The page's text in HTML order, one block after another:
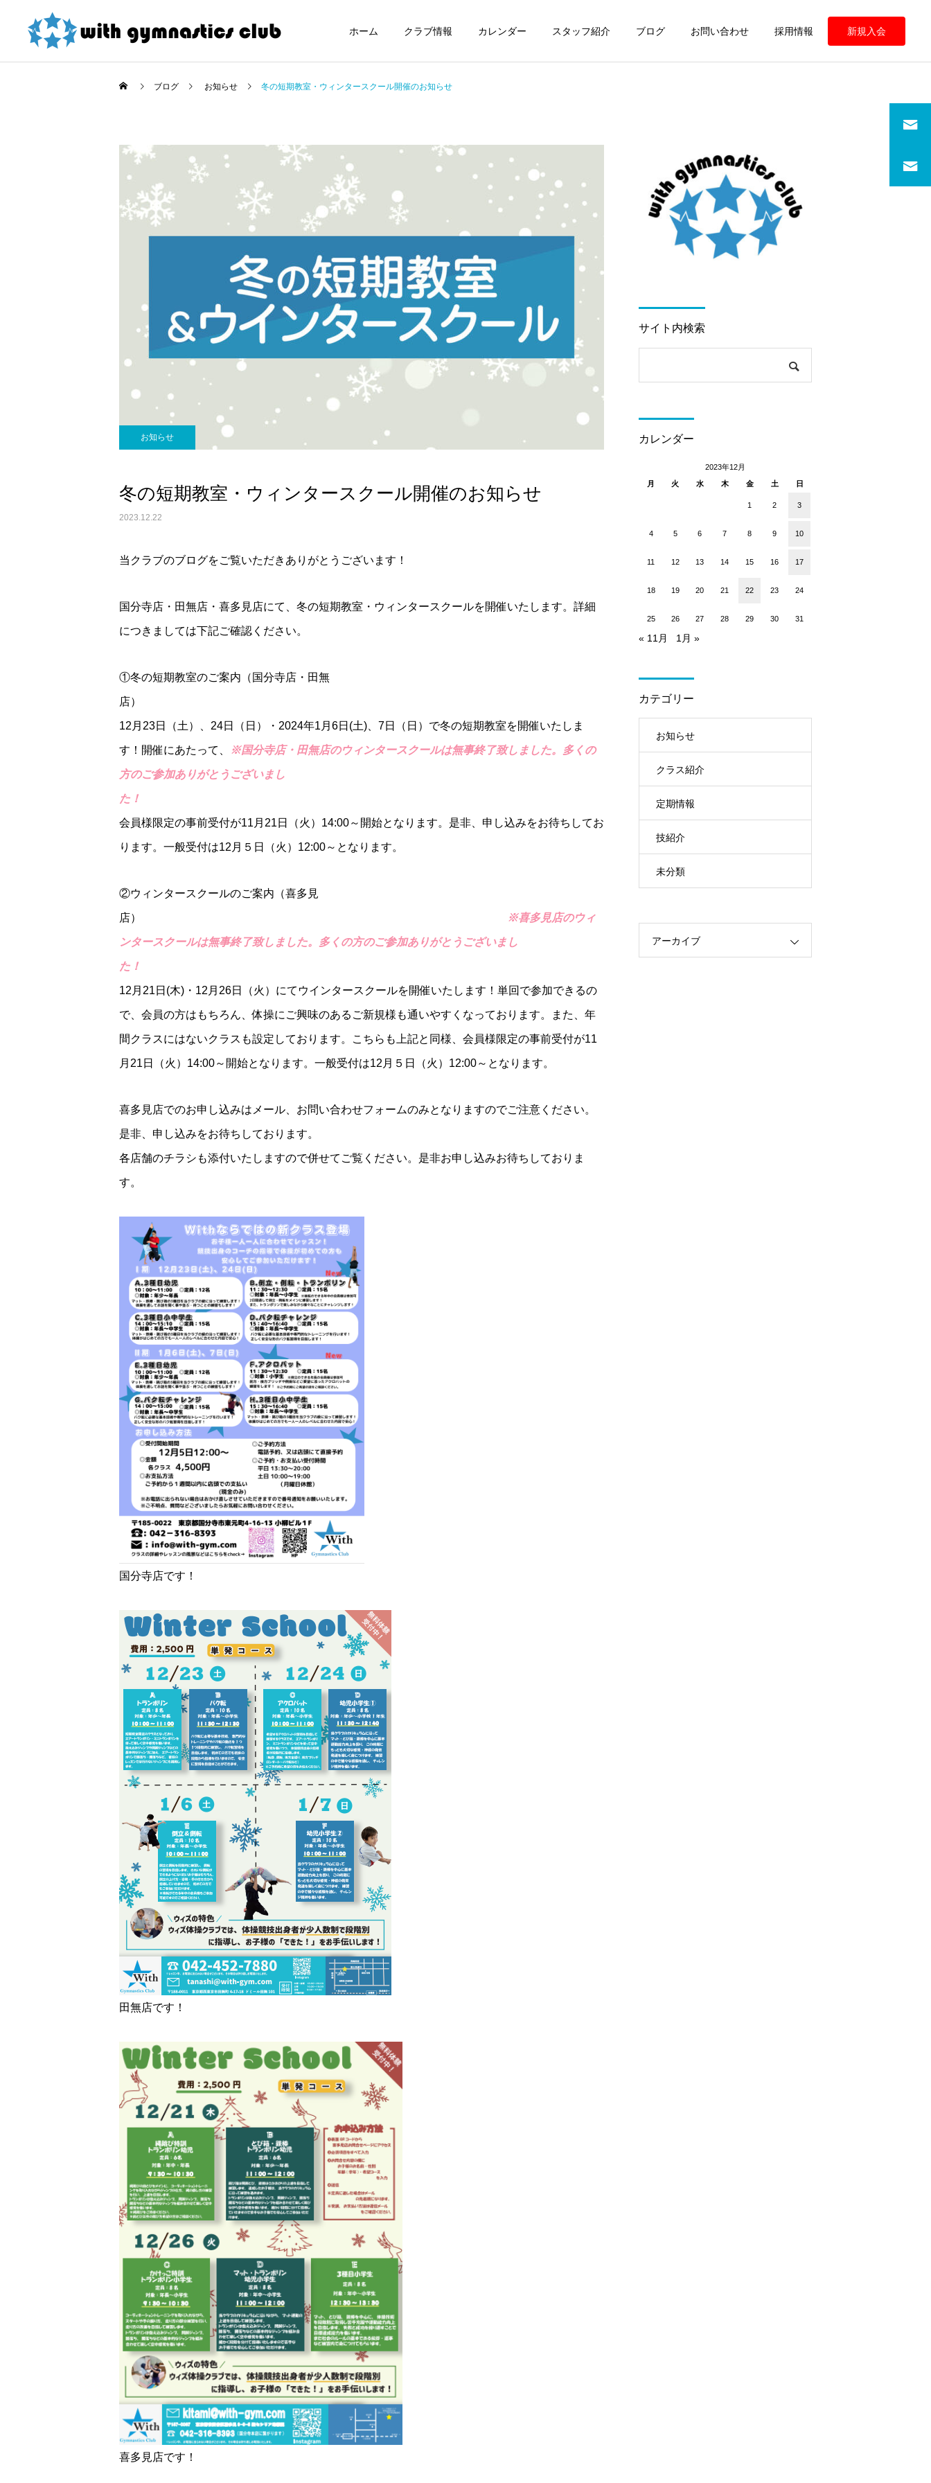
ホーム クラブ情報 カレンダー スタッフ紹介 ブログ お問い合わせ 採用情報 新規入会
お知らせ
令和8年度未就園児クラス
新規会員様募集中！
未分類
ウィズ体操クラブ技紹介～
定期情報
ウィズ体操クラブ 練習の
定期情報
ウィズ体操クラブ 練習の
ブログ お知らせ 冬の短期教室・ウィンタースクール開催のお知らせ
お知らせ
冬の短期教室・ウィンタースクール開催のお知らせ
2023.12.22
当クラブのブログをご覧いただきありがとうございます！
国分寺店・田無店・喜多見店にて、冬の短期教室・ウィンタースクールを開催いたします。詳細
につきましては下記ご確認ください。
①冬の短期教室のご案内（国分寺店・田無
12月23日（土）、24日（日）・2024年1月6日(土)、7日（日）で冬の短期教室を開催いたしま
す！開催にあたって、 ※国分寺店・田無店のウィンタースクールは無事終了致しました。多くの
方のご参加ありがとうございまし
た！
会員様限定の事前受付が11月21日（火）14:00～開始となります。是非、申し込みをお待ちしてお
ります。一般受付は12月５日（火）12:00～となります。
②ウィンタースクールのご案内（喜多見
店） ※喜多見店のウィ
ンタースクールは無事終了致しました。多くの方のご参加ありがとうございまし
た！
12月21日(木)・12月26日（火）にてウインタースクールを開催いたします！単回で参加できるの
で、会員の方はもちろん、体操にご興味のあるご新規様も通いやすくなっております。また、年
間クラスにはないクラスも設定しております。こちらも上記と同様、会員様限定の事前受付が11
月21日（火）14:00～開始となります。一般受付は12月５日（火）12:00～となります。
喜多見店でのお申し込みはメール、お問い合わせフォームのみとなりますのでご注意ください。
是非、申し込みをお待ちしております。
各店舗のチラシも添付いたしますので併せてご覧ください。是非お申し込みお待ちしておりま
す。
国分寺店です！
田無店です！
喜多見店です！
サイト内検索
カレンダー
2023年12月
月
火 水 木 金 土 日
1 2 3
4 5 6 7 8 9 10
11 12 13 14 15 16 17
18 19 20 21 22 23 24
25 26 27 28 29 30 31
« 11月 1月 »
カテゴリー
お知らせ
クラス紹介
定期情報
技紹介
未分類
アーカイブ